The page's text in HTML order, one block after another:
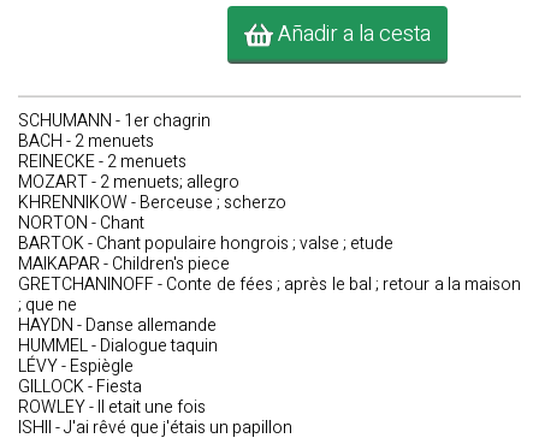
Añadir a la cesta
SCHUMANN - 1er chagrin
BACH - 2 menuets
REINECKE - 2 menuets
MOZART - 2 menuets; allegro
KHRENNIKOW - Berceuse ; scherzo
NORTON - Chant
BARTOK - Chant populaire hongrois ; valse ; etude
MAIKAPAR - Children's piece
GRETCHANINOFF - Conte de fées ; après le bal ; retour a la maison
; que ne
HAYDN - Danse allemande
HUMMEL - Dialogue taquin
LÉVY - Espiègle
GILLOCK - Fiesta
ROWLEY - Il etait une fois
ISHII - J'ai rêvé que j'étais un papillon